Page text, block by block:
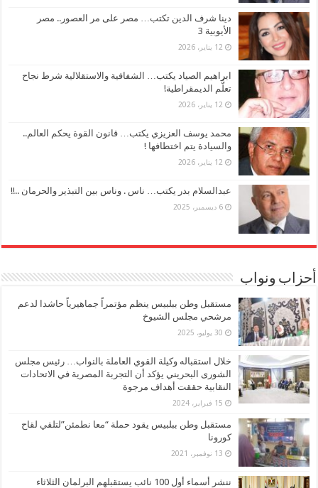
دينا شرف الدين تكتب… مصر على مر العصور.. مصر
الأيوبية 3
12 يناير، 2026
ابراهيم الصياد يكتب… الشفافية والاستقلالية شرط نجاح
تعلُّم الديمقراطية!
12 يناير، 2026
محمد يوسف العزيزي يكتب… قانون القوة يحكم العالم..
والسيادة يتم اختطافها !
12 يناير، 2026
عبدالسلام بدر يكتب… ناس . وناس بين التبذير والحرمان ..!!
6 ديسمبر، 2025
أحزاب ونواب
مستقبل وطن ببلبيس ينظم مؤتمراً جماهيرياً حاشدا لدعم
مرشحي مجلس الشيوخ
30 يوليو، 2025
خلال استقباله وكيلة القوي العاملة بالنواب… رئيس مجلس
الشورى البحريني يؤكد أن التجربة المصرية في الاتحادات
النقابية حققت أهداف مرجوة
15 فبراير، 2024
مستقبل وطن ببلبيس يقود حملة “معا نطمئن”لتلقي لقاح
كورونا
13 نوفمبر، 2021
ننشر أسماء أول 100 نائب يستقبلهم البرلمان الثلاثاء